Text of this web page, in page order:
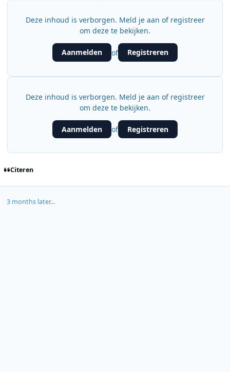
Deze inhoud is verborgen. Meld je aan of registreer
om deze te bekijken.
Aanmelden of Registreren
Deze inhoud is verborgen. Meld je aan of registreer
om deze te bekijken.
Aanmelden of Registreren
Citeren
3 months later...